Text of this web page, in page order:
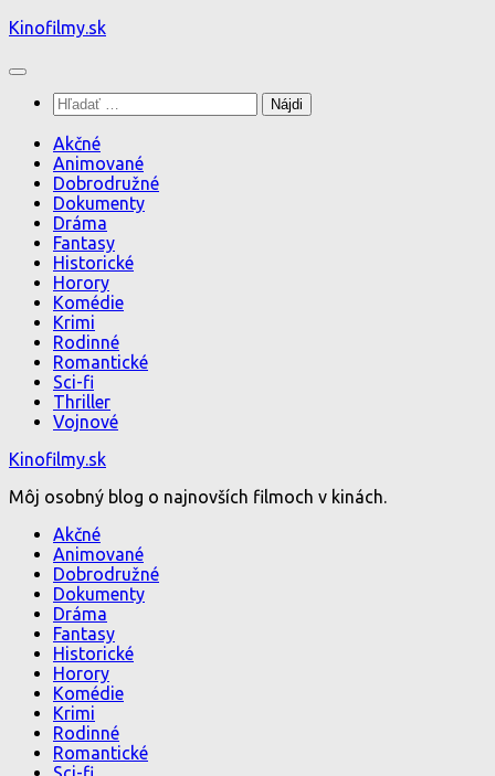
Preskočiť
obsah
Kinofilmy.sk
Hľadať:
Akčné
Animované
Dobrodružné
Dokumenty
Dráma
Fantasy
Historické
Horory
Komédie
Krimi
Rodinné
Romantické
Sci-fi
Thriller
Vojnové
Kinofilmy.sk
Môj osobný blog o najnovších filmoch v kinách.
Akčné
Animované
Dobrodružné
Dokumenty
Dráma
Fantasy
Historické
Horory
Komédie
Krimi
Rodinné
Romantické